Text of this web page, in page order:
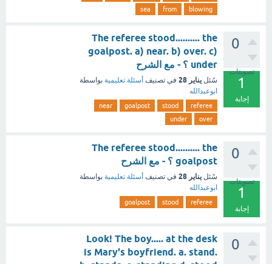
blowing
from
sea
0
تصويتات
1
إجابة
The referee stood.......... the
goalpost. a) near. b) over. c)
under ؟ - مع الشرح
سُئل يناير 28 في تصنيف أسئلة تعليمية بواسطة
ابوعبدالله
referee
stood
goalpost
near
over
under
0
تصويتات
1
إجابة
The referee stood.......... the
goalpost ؟ - مع الشرح
سُئل يناير 28 في تصنيف أسئلة تعليمية بواسطة
ابوعبدالله
referee
stood
goalpost
0
Look! The boy..... at the desk
is Mary's boyfriend. a. stand.